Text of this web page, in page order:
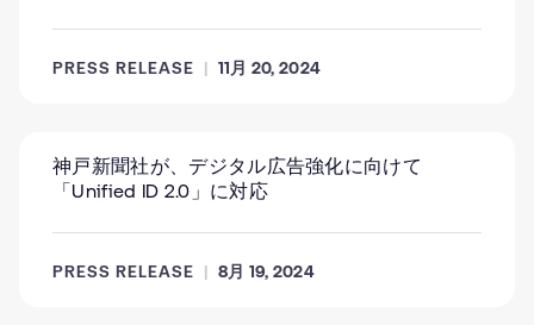
PRESS RELEASE 11月 20, 2024
神戸新聞社が、デジタル広告強化に向けて
「Unified ID 2.0」に対応
PRESS RELEASE 8月 19, 2024